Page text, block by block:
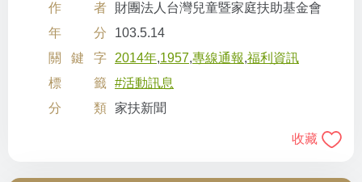
作者
財團法人台灣兒童暨家庭扶助基金會
年分
103.5.14
關鍵字
2014年,1957,專線通報,福利資訊
標籤
#活動訊息
分類 家扶新聞
收藏